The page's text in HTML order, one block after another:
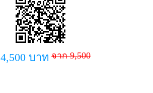
4,500 บาท จาก 9,500